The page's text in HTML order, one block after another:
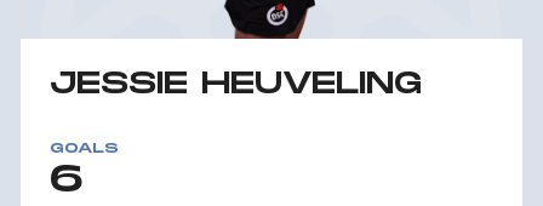
JESSIE HEUVELING
GOALS
6